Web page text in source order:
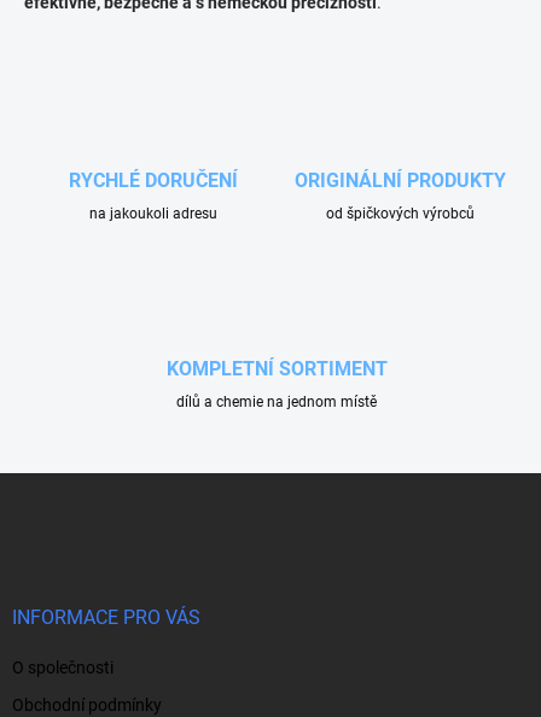
RYCHLÉ DORUČENÍ
na jakoukoli adresu
ORIGINÁLNÍ PRODUKTY
od špičkových výrobců
KOMPLETNÍ SORTIMENT
dílů a chemie na jednom místě
INFORMACE PRO VÁS
O společnosti
Obchodní podmínky